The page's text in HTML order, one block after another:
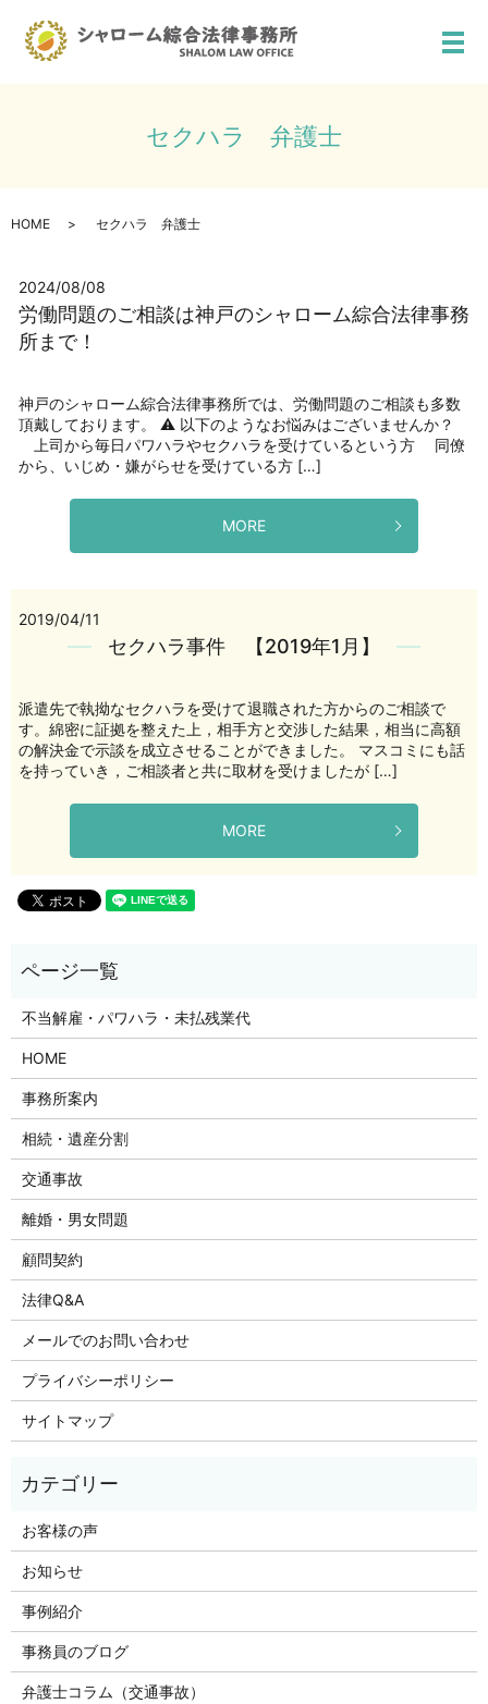
メ
セクハラ 弁護士
HOME セクハラ 弁護士
2024/08/08
労働問題のご相談は神戸のシャローム綜合法律事務
所まで！
神戸のシャローム綜合法律事務所では、労働問題のご相談も多数
頂戴しております。 ⚠️ 以下のようなお悩みはございませんか？
上司から毎日パワハラやセクハラを受けているという方 同僚
から、いじめ・嫌がらせを受けている方 […]
MORE
2019/04/11
セクハラ事件 【2019年1月】
派遣先で執拗なセクハラを受けて退職された方からのご相談で
す。綿密に証拠を整えた上，相手方と交渉した結果，相当に高額
の解決金で示談を成立させることができました。 マスコミにも話
を持っていき，ご相談者と共に取材を受けましたが […]
MORE
不当解雇・パワハラ・未払残業代
HOME
事務所案内
相続・遺産分割
交通事故
離婚・男女問題
顧問契約
法律Q&A
メールでのお問い合わせ
プライバシーポリシー
サイトマップ
お客様の声
お知らせ
事例紹介
事務員のブログ
弁護士コラム（交通事故）